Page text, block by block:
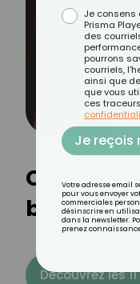
Comment
bottines ?
Découvrez les
Je consens
Prisma
des
pourrons
courriels,
ainsi que
que vous
ces
Je reçois
Votre adresse email
pour vous envoyer
commerciales
désinscrire en
dans la newsletter.
prenez